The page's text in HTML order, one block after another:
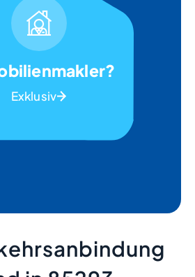
Exklusiv